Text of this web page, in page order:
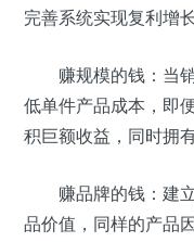
完善系统实现复利增长
赚规模的钱：当销
低单件产品成本，即
积巨额收益，同时拥
赚品牌的钱：建立
品价值，同样的产品